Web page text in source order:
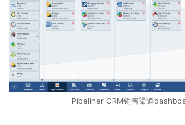
Pipeliner CRM销售渠道